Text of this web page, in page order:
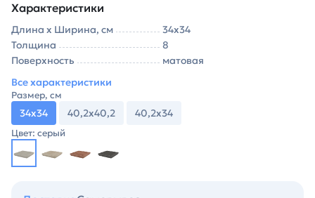
Характеристики
Длина х Ширина, см
34х34
Толщина
8
Поверхность
матовая
Все характеристики
Размер, см
34х34 40,2х40,2 40,2х34
Цвет: серый